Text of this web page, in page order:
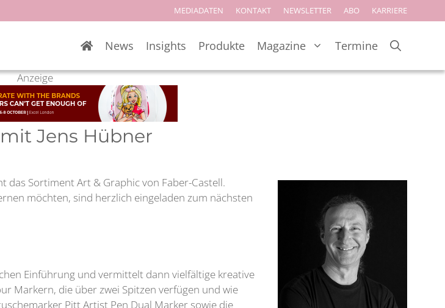
MEDIADATEN KONTAKT NEWSLETTER ABO KARRIERE
News Insights Produkte Magazine Termine
Anzeige
Jens Hübner
Sortiment Art & Graphic von Faber-Castell.
möchten, sind herzlich eingeladen zum nächsten
Einführung und vermittelt dann vielfältige kreative
Markern, die über zwei Spitzen verfügen und wie
Pitt Artist Pen Dual Marker sowie die